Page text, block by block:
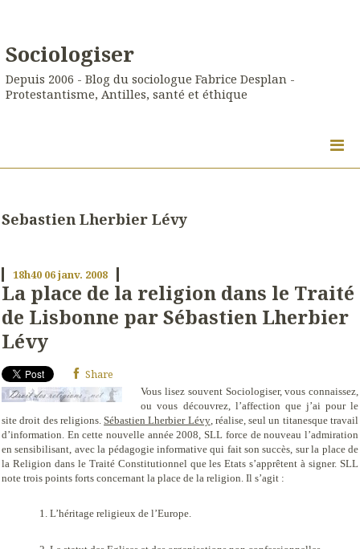
Sociologiser
Depuis 2006 - Blog du sociologue Fabrice Desplan -
Protestantisme, Antilles, santé et éthique
Sebastien Lherbier Lévy
18h40 06janv. 2008
La place de la religion dans le Traité
de Lisbonne par Sébastien Lherbier
Lévy
Share
Vous lisez souvent Sociologiser, vous connaissez,
ou vous découvrez, l’affection que j’ai pour le
site droit des religions.Sébastien Lherbier Lévy, réalise, seul un titanesque travail
d’information. En cette nouvelle année 2008, SLL force de nouveau l’admiration
en sensibilisant, avec la pédagogie informative qui fait son succès, sur la place de
la Religion dans le Traité Constitutionnel que les Etats s’apprêtent à signer. SLL
note trois points forts concernant la place de la religion. Il s’agit :
1. L’héritage religieux de l’Europe